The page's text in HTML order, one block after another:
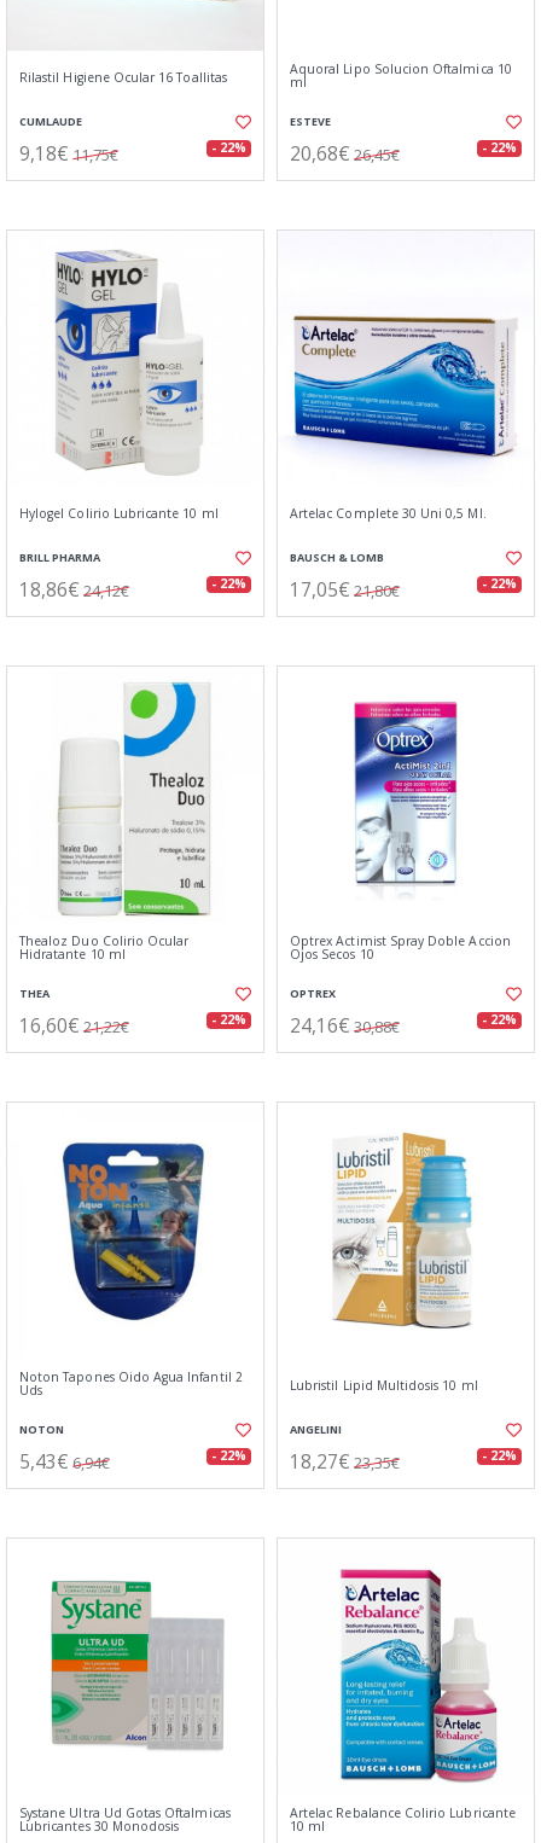
Rilastil Higiene Ocular 16 Toallitas
CUMLAUDE
9,18€ 11,75€ - 22%
Aquoral Lipo Solucion Oftalmica 10
ml
ESTEVE
20,68€ 26,45€ - 22%
Hylogel Colirio Lubricante 10 ml
BRILL PHARMA
18,86€ 24,12€ - 22%
Artelac Complete 30 Uni 0,5 Ml.
BAUSCH & LOMB
17,05€ 21,80€ - 22%
Thealoz Duo Colirio Ocular
Hidratante 10 ml
THEA
16,60€ 21,22€ - 22%
Optrex Actimist Spray Doble Accion
Ojos Secos 10
OPTREX
24,16€ 30,88€ - 22%
Noton Tapones Oido Agua Infantil 2
Uds
NOTON
5,43€ 6,94€ - 22%
Lubristil Lipid Multidosis 10 ml
ANGELINI
18,27€ 23,35€ - 22%
Systane Ultra Ud Gotas Oftalmicas
Lubricantes 30 Monodosis
Artelac Rebalance Colirio Lubricante
10 ml